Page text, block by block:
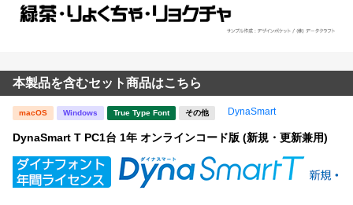
本製品を含むセット商品はこちら
macOS Windows True Type Font その他 DynaSmart
DynaSmart T PC1台 1年 オンラインコード版 (新規・更新兼用)